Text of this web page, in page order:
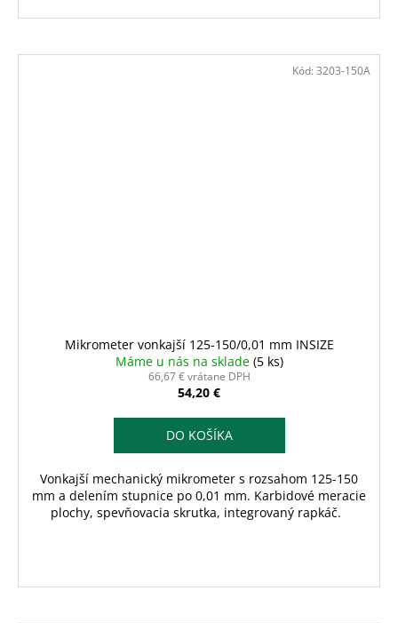
Mikrometer vonkajší 125-150/0,01 mm INSIZE
Máme u nás na sklade (5 ks)
66,67 € vrátane DPH
54,20 €
DO KOŠÍKA
Vonkajší mechanický mikrometer s rozsahom 125-150
mm a delením stupnice po 0,01 mm. Karbidové meracie
plochy, spevňovacia skrutka, integrovaný rapkáč.
Kód: 3203-150A